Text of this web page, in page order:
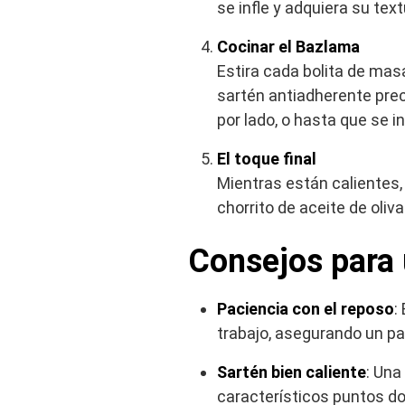
se infle y adquiera su
Cocinar el Bazlama
Estira cada bolita de
sartén antiadherente
por lado, o hasta que se
El toque final
Mientras están
chorrito de aceite de
Consejos
Paciencia con el reposo:
trabajo, asegurando un
Sartén bien caliente:
característicos puntos